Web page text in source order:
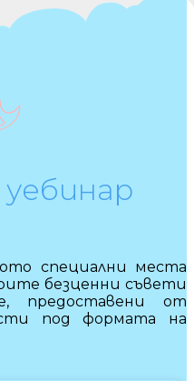
специални места
безценни съвети
предоставени от
под формата на